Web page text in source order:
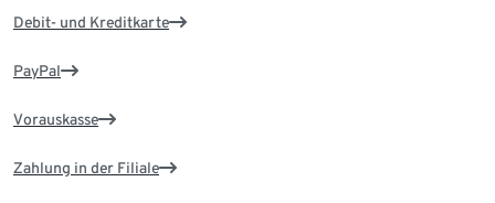
Debit- und Kreditkarte
PayPal
Vorauskasse
Zahlung in der Filiale